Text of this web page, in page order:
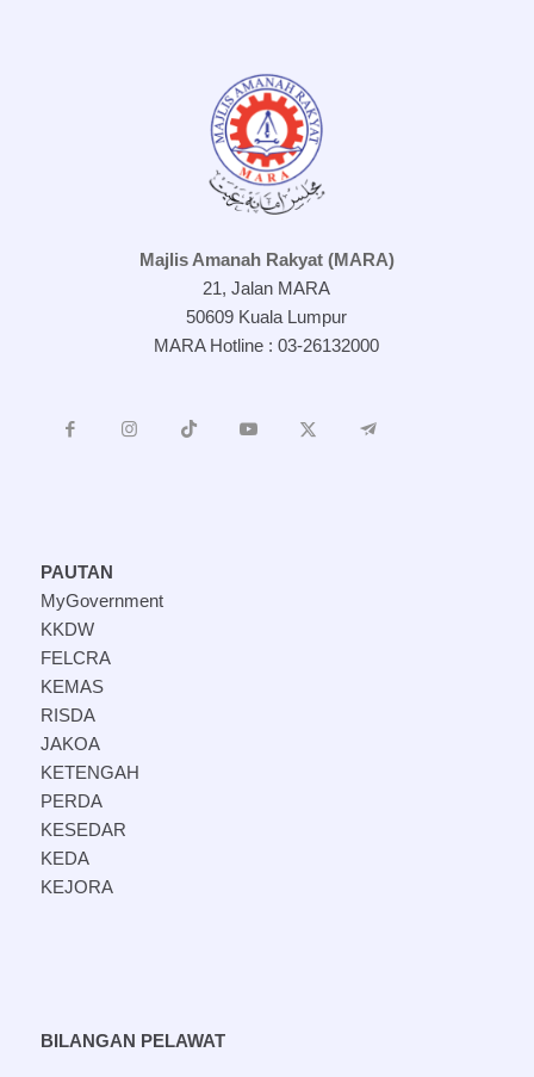
Majlis Amanah Rakyat (MARA)
21, Jalan MARA
50609 Kuala Lumpur
MARA Hotline : 03-26132000
PAUTAN
MyGovernment
KKDW
FELCRA
KEMAS
RISDA
JAKOA
KETENGAH
PERDA
KESEDAR
KEDA
KEJORA
BILANGAN PELAWAT